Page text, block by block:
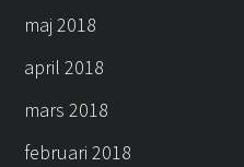
maj 2018
april 2018
mars 2018
februari 2018